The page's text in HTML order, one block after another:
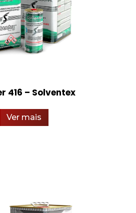
416 – Solventex
Ver mais